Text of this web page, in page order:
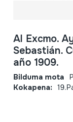
Al Excmo.
Sebastián.
año 1909.
Bilduma mota
Kokapena: